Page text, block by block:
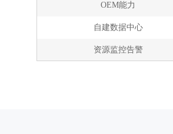
OEM能力
自建数据中心
资源监控告警